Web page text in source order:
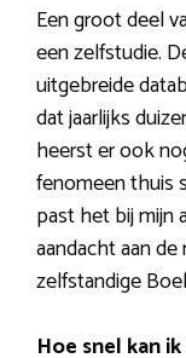
Een groot deel
een zelfstudie.
uitgebreide
dat jaarlijks
heerst er ook
fenomeen thuis
past het bij mijn
aandacht aan
zelfstandige
Hoe snel kan